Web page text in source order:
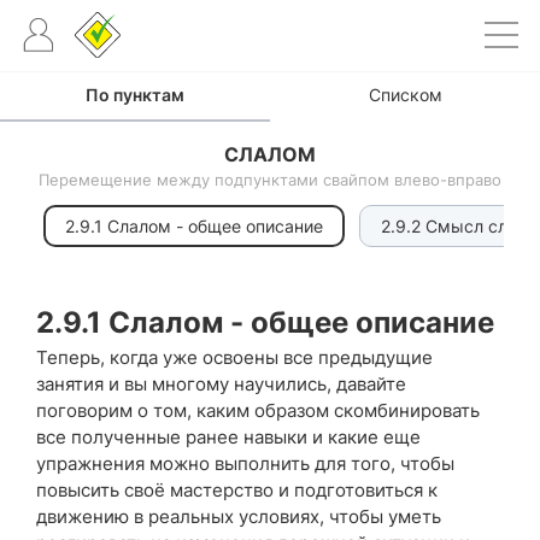
По пунктам Списком
СЛАЛОМ
Перемещение между подпунктами свайпом влево-вправо
2.9.1 Слалом - общее описание 2.9.2 Смысл
2.9.1 Слалом - общее описание
Теперь, когда уже освоены все предыдущие
занятия и вы многому научились, давайте
поговорим о том, каким образом скомбинировать
все полученные ранее навыки и какие еще
упражнения можно выполнить для того, чтобы
повысить своё мастерство и подготовиться к
движению в реальных условиях, чтобы уметь